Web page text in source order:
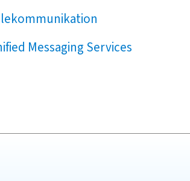
Messaging Services